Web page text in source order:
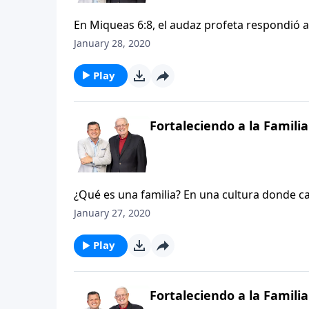
En Miqueas 6:8, el audaz profeta respondió
espera Dios de nosotros? La respuesta de
que es correcto, sin importar las
nosotros en las vidas de los apóstoles del
January 28, 2020
Play
Fortaleciendo a la Familia
¿Qué es una familia? En una cultura donde
hasta la relación padres e hijos, está en un
familiar ilustradas en la Biblia, es difícil
cuando nuestra cultura pinta un panorama
January 27, 2020
Play
Fortaleciendo a la Familia